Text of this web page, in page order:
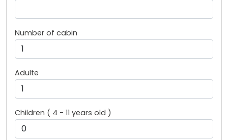
Number of cabin
Adulte
Children ( 4 - 11 years old )